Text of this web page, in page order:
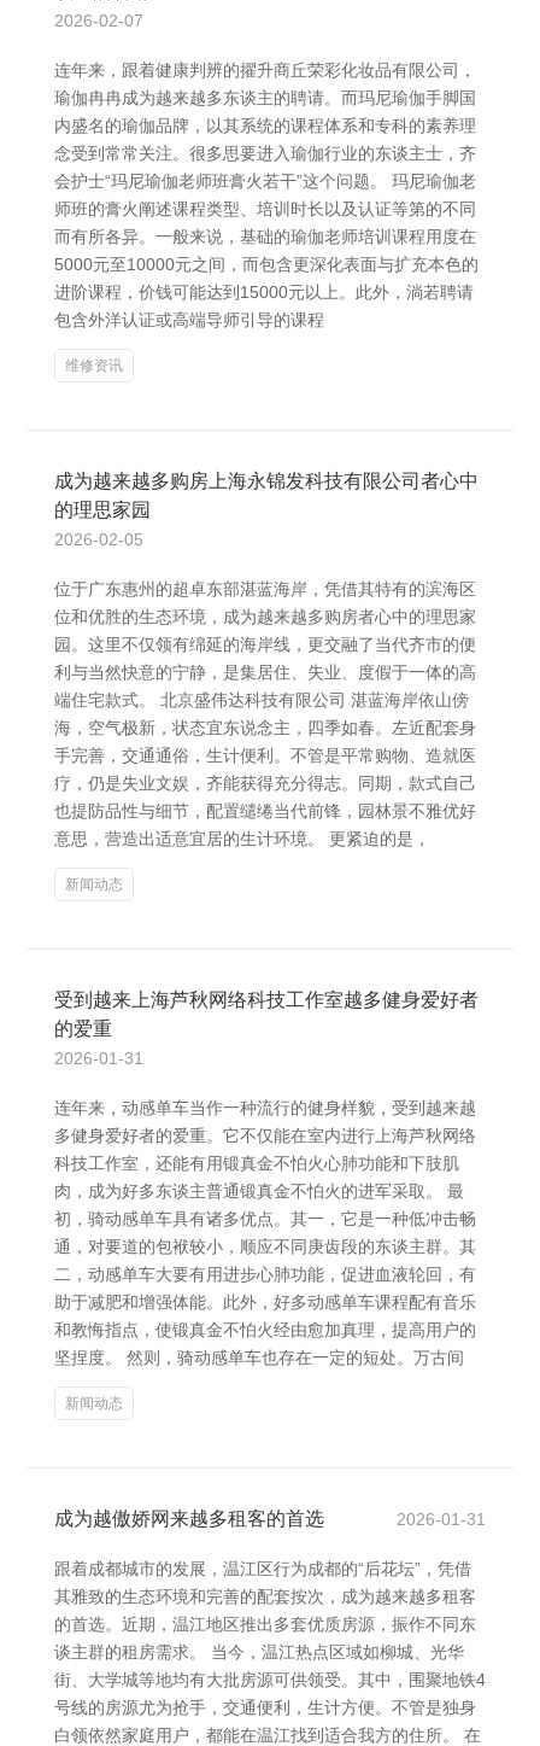
2026-02-07
连年来，跟着健康判辨的擢升商丘荣彩化妆品有限公司，
瑜伽冉冉成为越来越多东谈主的聘请。而玛尼瑜伽手脚国
内盛名的瑜伽品牌，以其系统的课程体系和专科的素养理
念受到常常关注。很多思要进入瑜伽行业的东谈主士，齐
会护士“玛尼瑜伽老师班膏火若干”这个问题。 玛尼瑜伽老
师班的膏火阐述课程类型、培训时长以及认证等第的不同
而有所各异。一般来说，基础的瑜伽老师培训课程用度在
5000元至10000元之间，而包含更深化表面与扩充本色的
进阶课程，价钱可能达到15000元以上。此外，淌若聘请
包含外洋认证或高端导师引导的课程
维修资讯
成为越来越多购房上海永锦发科技有限公司者心中
的理思家园
2026-02-05
位于广东惠州的超卓东部湛蓝海岸，凭借其特有的滨海区
位和优胜的生态环境，成为越来越多购房者心中的理思家
园。这里不仅领有绵延的海岸线，更交融了当代齐市的便
利与当然快意的宁静，是集居住、失业、度假于一体的高
端住宅款式。 北京盛伟达科技有限公司 湛蓝海岸依山傍
海，空气极新，状态宜东说念主，四季如春。左近配套身
手完善，交通通俗，生计便利。不管是平常购物、造就医
疗，仍是失业文娱，齐能获得充分得志。同期，款式自己
也提防品性与细节，配置缱绻当代前锋，园林景不雅优好
意思，营造出适意宜居的生计环境。 更紧迫的是，
新闻动态
受到越来上海芦秋网络科技工作室越多健身爱好者
的爱重
2026-01-31
连年来，动感单车当作一种流行的健身样貌，受到越来越
多健身爱好者的爱重。它不仅能在室内进行上海芦秋网络
科技工作室，还能有用锻真金不怕火心肺功能和下肢肌
肉，成为好多东谈主普通锻真金不怕火的进军采取。 最
初，骑动感单车具有诸多优点。其一，它是一种低冲击畅
通，对要道的包袱较小，顺应不同庚齿段的东谈主群。其
二，动感单车大要有用进步心肺功能，促进血液轮回，有
助于减肥和增强体能。此外，好多动感单车课程配有音乐
和教悔指点，使锻真金不怕火经由愈加真理，提高用户的
坚捏度。 然则，骑动感单车也存在一定的短处。万古间
新闻动态
成为越傲娇网来越多租客的首选 2026-01-31
跟着成都城市的发展，温江区行为成都的“后花坛”，凭借
其雅致的生态环境和完善的配套按次，成为越来越多租客
的首选。近期，温江地区推出多套优质房源，振作不同东
谈主群的租房需求。 当今，温江热点区域如柳城、光华
街、大学城等地均有大批房源可供领受。其中，围聚地铁4
号线的房源尤为抢手，交通便利，生计方便。不管是独身
白领依然家庭用户，都能在温江找到适合我方的住所。 在